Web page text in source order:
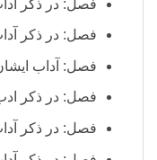
فصل: در ذکر
فصل: در ذکر
فصل: آداب
فصل: در ذکر
فصل: در ذکر